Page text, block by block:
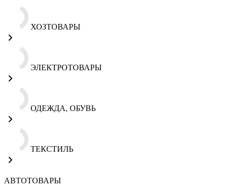
ХОЗТОВАРЫ
ЭЛЕКТРОТОВАРЫ
ОДЕЖДА, ОБУВЬ
ТЕКСТИЛЬ
АВТОТОВАРЫ